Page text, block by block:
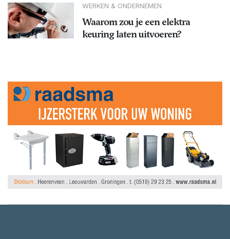
WERKEN & ONDERNEMEN
Waarom zou je een elektra
keuring laten uitvoeren?